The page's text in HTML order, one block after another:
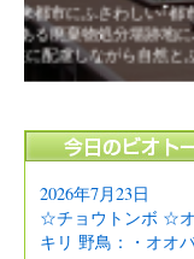
｡その中核的な取組みと
2026年7月23日
☆チョウトンボ ☆
キリ 野鳥：・オオ